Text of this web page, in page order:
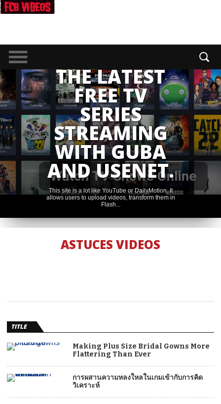
THE LATEST
FREE TV
SERIES
STREAMING
WITH GUBA
AND USENET.
This site is a lot like YouTube or DailyMotion. It
allows users to upload videos, transform them in
Flash...
ASTUCES VIDEOS
TITLE
Making Plus Size Bridal Gowns More
Flattering Than Ever
การผสานความหลงใหลในเกมเข้ากับการคิด
วิเคราะห์